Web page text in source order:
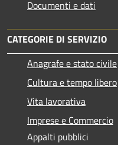
Documenti e dati
CATEGORIE DI SERVIZIO
Anagrafe e stato civile
Cultura e tempo libero
Vita lavorativa
Imprese e Commercio
Appalti pubblici